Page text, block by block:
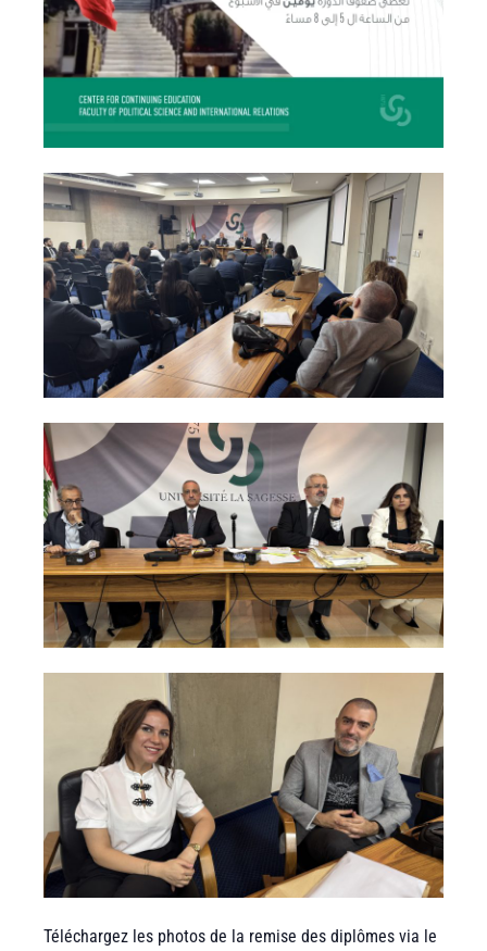
Téléchargez les photos de la remise des diplômes via le